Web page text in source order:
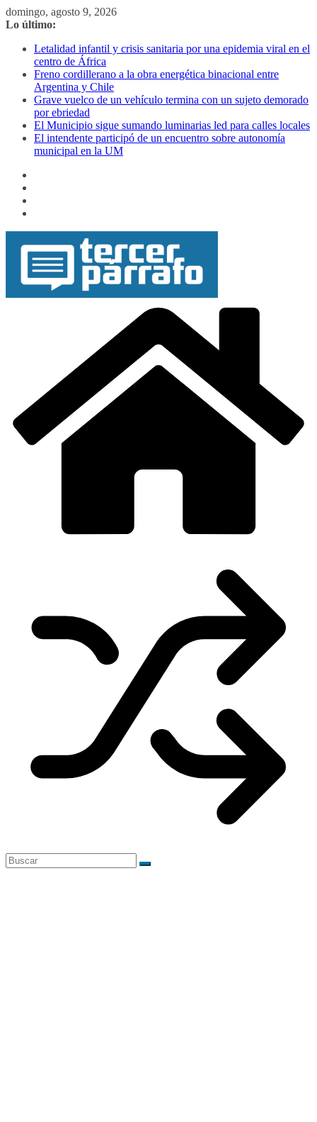
Saltar
al
domingo, agosto 9, 2026
Lo último:
Letalidad infantil y crisis sanitaria por una epidemia viral en el
centro de África
Freno cordillerano a la obra energética binacional entre
Argentina y Chile
Grave vuelco de un vehículo termina con un sujeto demorado
por ebriedad
El Municipio sigue sumando luminarias led para calles locales
El intendente participó de un encuentro sobre autonomía
municipal en la UM